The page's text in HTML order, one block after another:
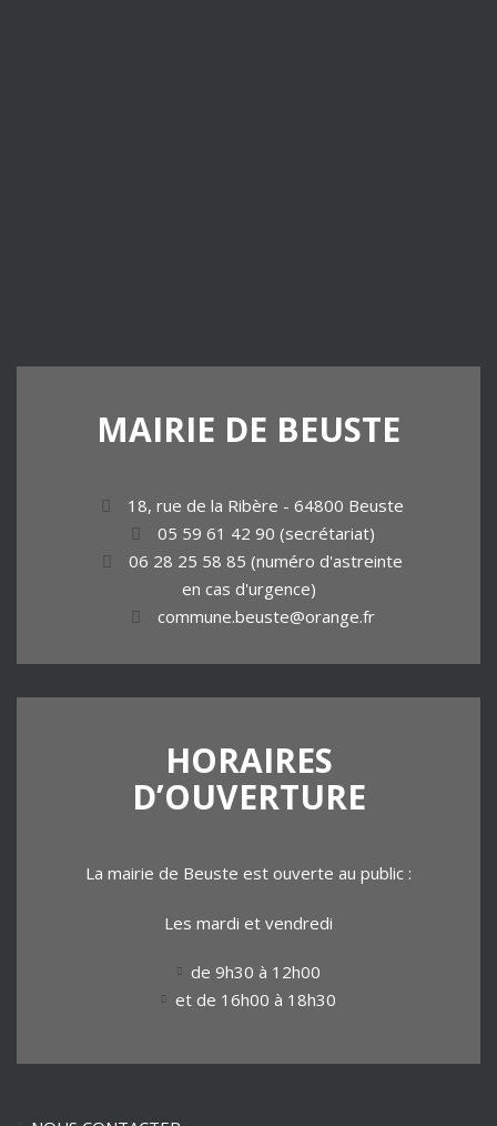
MAIRIE DE BEUSTE
18, rue de la Ribère - 64800 Beuste
05 59 61 42 90 (secrétariat)
06 28 25 58 85 (numéro d'astreinte
en cas d'urgence)
commune.beuste@orange.fr
HORAIRES
D’OUVERTURE
La mairie de Beuste est ouverte au public :
Les mardi et vendredi
de 9h30 à 12h00
et de 16h00 à 18h30